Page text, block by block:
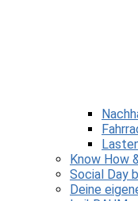
Know How
Social Day
Deine